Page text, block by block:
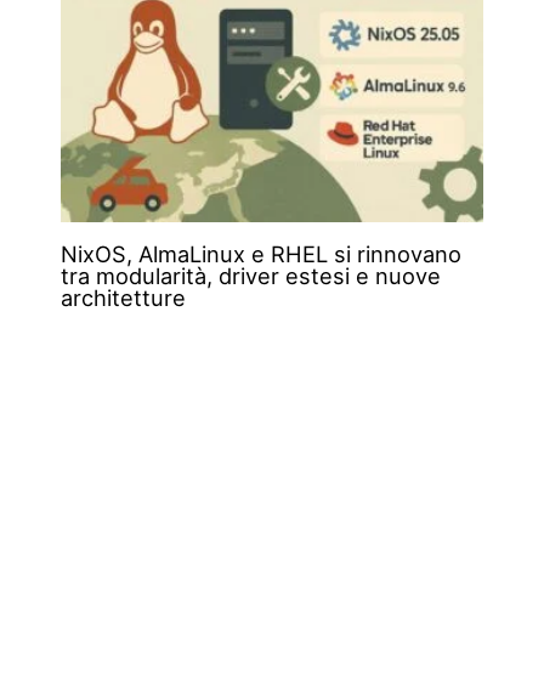
NixOS, AlmaLinux e RHEL si rinnovano
tra modularità, driver estesi e nuove
architetture